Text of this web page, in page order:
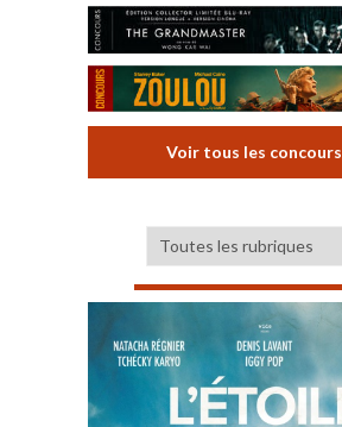
Voir tous les concours